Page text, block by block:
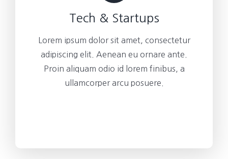
Tech & Startups
Lorem ipsum dolor sit amet, consectetur
adipiscing elit. Aenean eu ornare ante.
Proin aliquam odio id lorem finibus, a
ullamcorper arcu posuere.